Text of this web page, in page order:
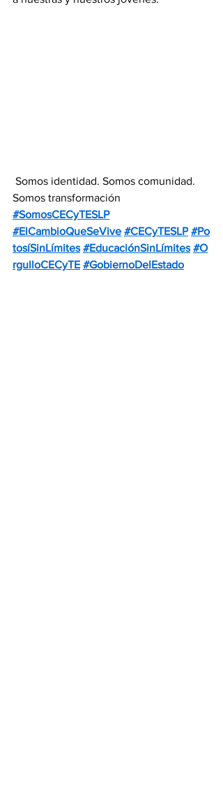
Somos identidad. Somos comunidad.
Somos transformación
#SomosCECyTESLP
#ElCambioQueSeVive #CECyTESLP #Po
tosíSinLímites #EducaciónSinLímites #O
rgulloCECyTE #GobiernoDelEstado